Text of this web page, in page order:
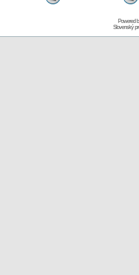
Powered
Slovenský